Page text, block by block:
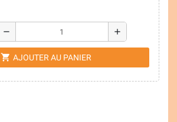
remove add
shopping_cart AJOUTER AU PANIER